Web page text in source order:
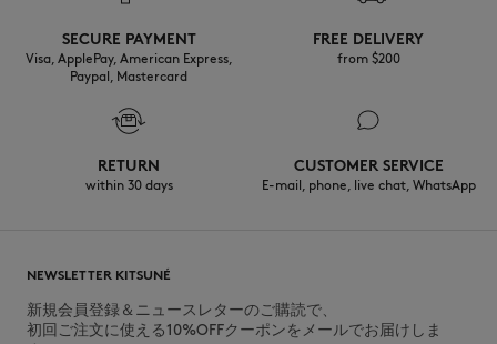
SECURE PAYMENT
Visa, ApplePay, American Express,
Paypal, Mastercard
FREE DELIVERY
from $200
RETURN
within 30 days
CUSTOMER SERVICE
E-mail, phone, live chat, WhatsApp
NEWSLETTER KITSUNÉ
新規会員登録＆ニュースレターのご購読で、
初回ご注文に使える10%OFFクーポンをメールでお届けしま